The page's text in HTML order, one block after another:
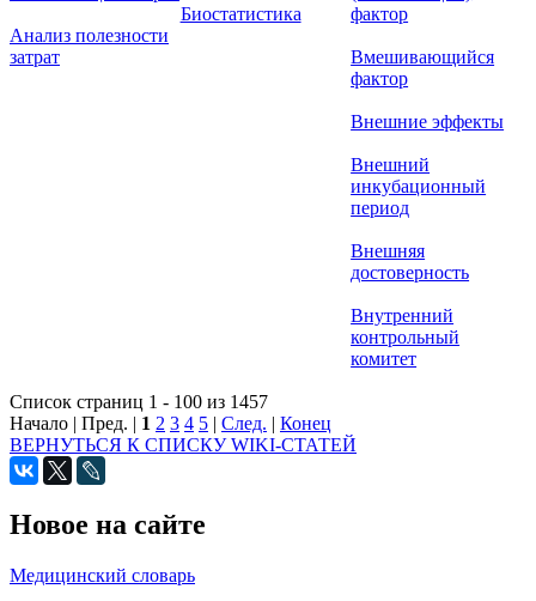
Анализ полезности
затрат
Биостатистика
фактор
Вмешивающийся
фактор
Внешние эффекты
Внешний
инкубационный
период
Внешняя
достоверность
Внутренний
контрольный
комитет
Список страниц 1 - 100 из 1457
Начало | Пред. | 1 2 3 4 5 | След. | Конец
ВЕРНУТЬСЯ К СПИСКУ WIKI-СТАТЕЙ
Новое на сайте
Медицинский словарь